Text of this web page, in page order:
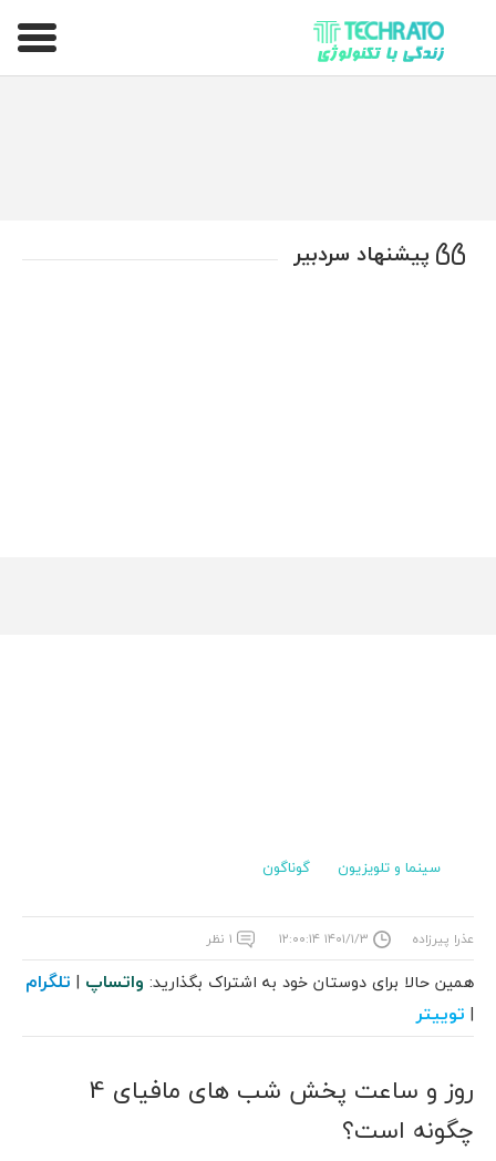
تکراتو – زندگی با تکنولوژی
پیشنهاد سردبیر
سینما و تلویزیون گوناگون
عذرا پیرزاده ۱۴۰۱/۱/۳ ۱۲:۰۰:۱۴ ۱ نظر
همین حالا برای دوستان خود به اشتراک بگذارید: واتساپ | تلگرام
| توییتر
روز و ساعت پخش شب های مافیای 4
چگونه است؟